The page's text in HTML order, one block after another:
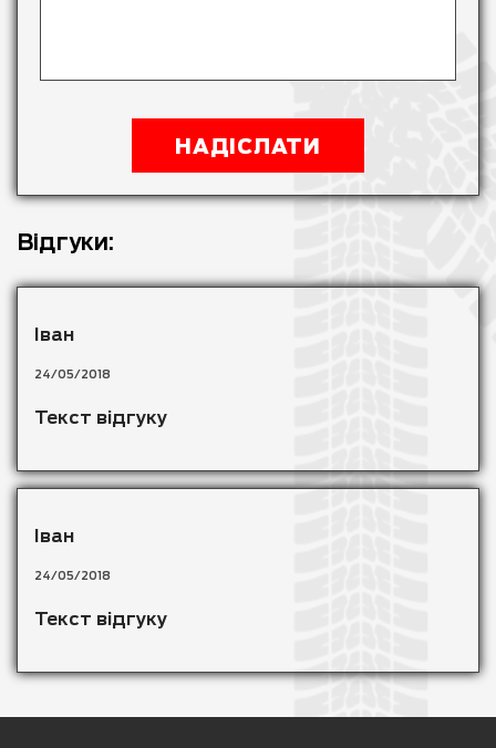
Відгуки:
Іван
24/05/2018
Текст відгуку
Іван
24/05/2018
Текст відгуку